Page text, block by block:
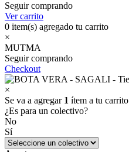
Seguir comprando
Ver carrito
0 item(s) agregado tu carrito
×
MUTMA
Seguir comprando
Checkout
×
Se va a agregar 1 ítem a tu carrito
¿Es para un colectivo?
No
Sí